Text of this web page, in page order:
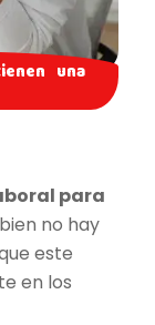
una
para
no hay
este
en los